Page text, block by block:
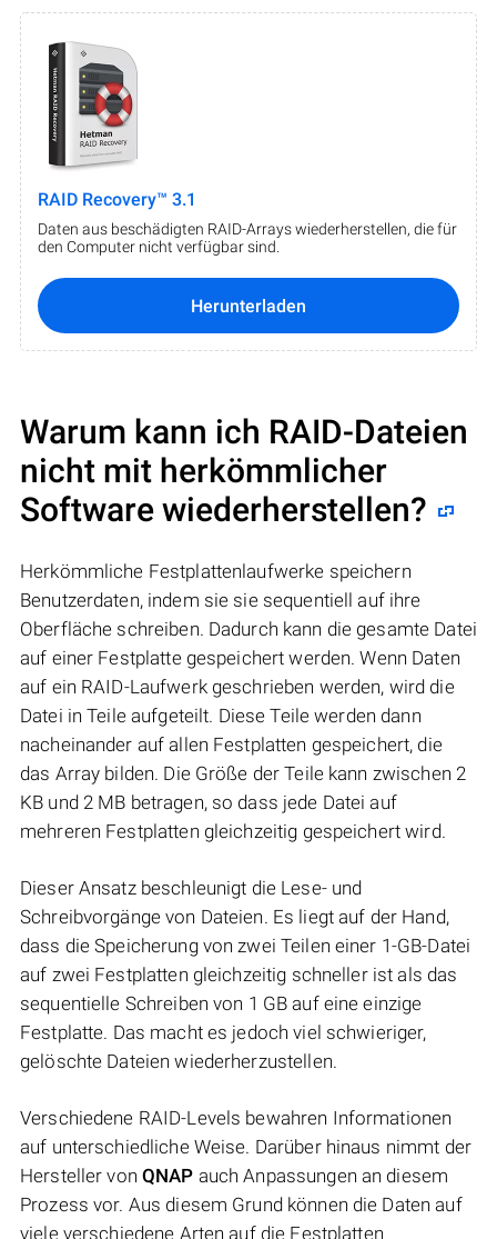
RAID Recovery™ 3.1
Daten aus beschädigten RAID-Arrays wiederherstellen, die für
den Computer nicht verfügbar sind.
Herunterladen
Warum kann ich RAID-Dateien
nicht mit herkömmlicher
Software wiederherstellen?
Herkömmliche Festplattenlaufwerke speichern
Benutzerdaten, indem sie sie sequentiell auf ihre
Oberfläche schreiben. Dadurch kann die gesamte Datei
auf einer Festplatte gespeichert werden. Wenn Daten
auf ein RAID-Laufwerk geschrieben werden, wird die
Datei in Teile aufgeteilt. Diese Teile werden dann
nacheinander auf allen Festplatten gespeichert, die
das Array bilden. Die Größe der Teile kann zwischen 2
KB und 2 MB betragen, so dass jede Datei auf
mehreren Festplatten gleichzeitig gespeichert wird.
Dieser Ansatz beschleunigt die Lese- und
Schreibvorgänge von Dateien. Es liegt auf der Hand,
dass die Speicherung von zwei Teilen einer 1-GB-Datei
auf zwei Festplatten gleichzeitig schneller ist als das
sequentielle Schreiben von 1 GB auf eine einzige
Festplatte. Das macht es jedoch viel schwieriger,
gelöschte Dateien wiederherzustellen.
Verschiedene RAID-Levels bewahren Informationen
auf unterschiedliche Weise. Darüber hinaus nimmt der
Hersteller von QNAP auch Anpassungen an diesem
Prozess vor. Aus diesem Grund können die Daten auf
viele verschiedene Arten auf die Festplatten